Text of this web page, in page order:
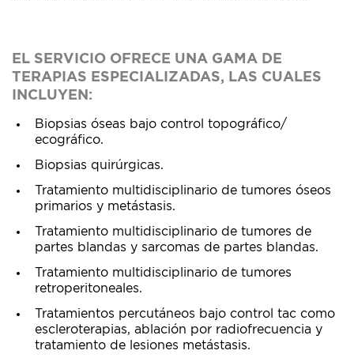
EL SERVICIO OFRECE UNA GAMA DE
TERAPIAS ESPECIALIZADAS, LAS CUALES
INCLUYEN:
Biopsias óseas bajo control topográfico/
ecográfico.
Biopsias quirúrgicas.
Tratamiento multidisciplinario de tumores óseos
primarios y metástasis.
Tratamiento multidisciplinario de tumores de
partes blandas y sarcomas de partes blandas.
Tratamiento multidisciplinario de tumores
retroperitoneales.
Tratamientos percutáneos bajo control tac como
escleroterapias, ablación por radiofrecuencia y
tratamiento de lesiones metástasis.